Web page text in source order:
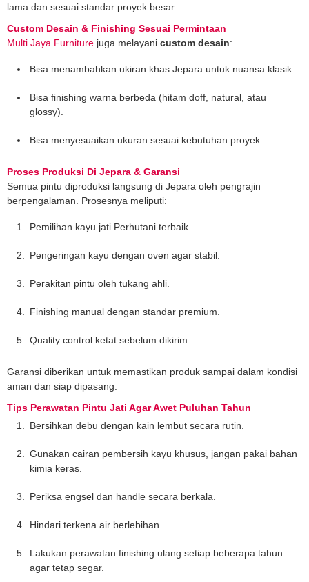
lama dan sesuai standar proyek besar.
Custom Desain & Finishing Sesuai Permintaan
Multi Jaya Furniture juga melayani custom desain:
Bisa menambahkan ukiran khas Jepara untuk nuansa klasik.
Bisa finishing warna berbeda (hitam doff, natural, atau
glossy).
Bisa menyesuaikan ukuran sesuai kebutuhan proyek.
Proses Produksi Di Jepara & Garansi
Semua pintu diproduksi langsung di Jepara oleh pengrajin
berpengalaman. Prosesnya meliputi:
Pemilihan kayu jati Perhutani terbaik.
Pengeringan kayu dengan oven agar stabil.
Perakitan pintu oleh tukang ahli.
Finishing manual dengan standar premium.
Quality control ketat sebelum dikirim.
Garansi diberikan untuk memastikan produk sampai dalam kondisi
aman dan siap dipasang.
Tips Perawatan Pintu Jati Agar Awet Puluhan Tahun
Bersihkan debu dengan kain lembut secara rutin.
Gunakan cairan pembersih kayu khusus, jangan pakai bahan
kimia keras.
Periksa engsel dan handle secara berkala.
Hindari terkena air berlebihan.
Lakukan perawatan finishing ulang setiap beberapa tahun
agar tetap segar.